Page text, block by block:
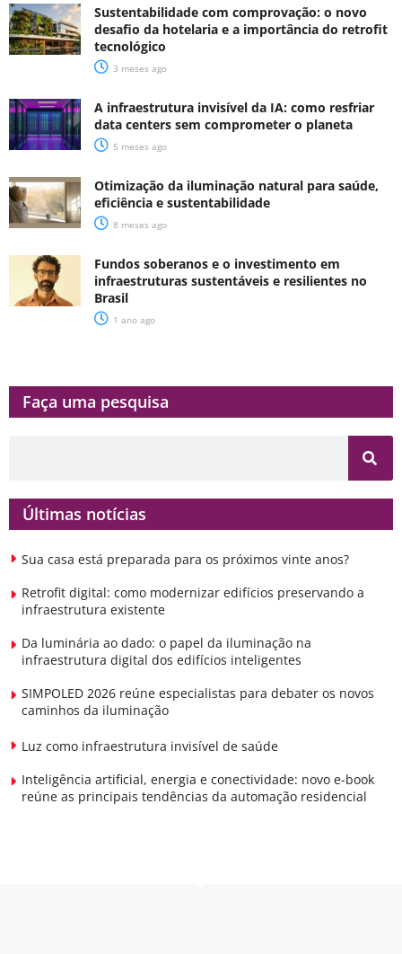
Sustentabilidade com comprovação: o novo
desafio da hotelaria e a importância do retrofit
tecnológico
3 meses ago
A infraestrutura invisível da IA: como resfriar
data centers sem comprometer o planeta
5 meses ago
Otimização da iluminação natural para saúde,
eficiência e sustentabilidade
8 meses ago
Fundos soberanos e o investimento em
infraestruturas sustentáveis e resilientes no
Brasil
1 ano ago
Faça uma pesquisa​​
Últimas notícias
Sua casa está preparada para os próximos vinte anos?
Retrofit digital: como modernizar edifícios preservando a
infraestrutura existente
Da luminária ao dado: o papel da iluminação na
infraestrutura digital dos edifícios inteligentes
SIMPOLED 2026 reúne especialistas para debater os novos
caminhos da iluminação
Luz como infraestrutura invisível de saúde
Inteligência artificial, energia e conectividade: novo e-book
reúne as principais tendências da automação residencial